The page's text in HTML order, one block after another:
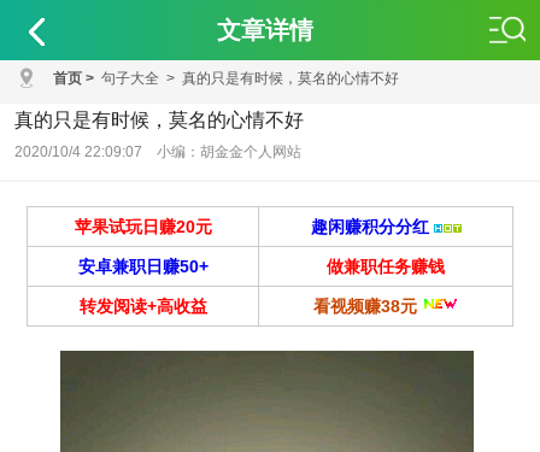
文章详情
首页 > 句子大全 > 真的只是有时候，莫名的心情不好
真的只是有时候，莫名的心情不好
2020/10/4 22:09:07 小编：胡金金个人网站
苹果试玩日赚20元 趣闲赚积分分红
安卓兼职日赚50+ 做兼职任务赚钱
转发阅读+高收益 看视频赚38元